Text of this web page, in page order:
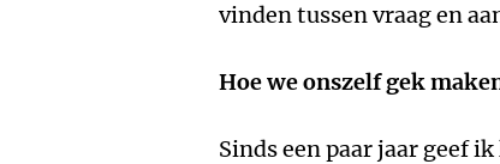
vinden tussen vraag en
Hoe we onszelf gek
Sinds een paar jaar geef